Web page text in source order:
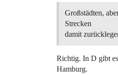
Großstädten,
Strecken
damit
Richtig. In D gibt
Hamburg.